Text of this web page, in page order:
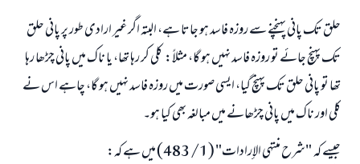
حلق تک پانی پہنچنے سے روزہ فاسد ہو جاتا ہے، البتہ اگر غیر ارادی طور پر پانی حلق
تک پہنچ جائے تو روزہ فاسد نہیں ہو گا، مثلاً: کلی کر رہا تھا، یا ناک میں پانی چڑھا رہا
تھا تو پانی حلق تک پہنچ گیا، ایسی صورت میں روزہ فاسد نہیں ہو گا، چاہے اس نے
کلی اور ناک میں پانی چڑھانے میں مبالغہ بھی کیا ہو۔
جیسے کہ "شرح منتهى الإرادات" (1/ 483) میں ہے کہ: